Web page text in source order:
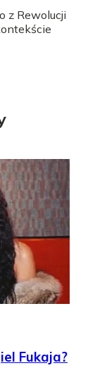
z Rewolucji
Fukaja?